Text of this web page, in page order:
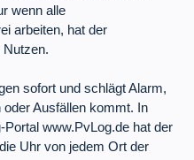
wenn alle
arbeiten, hat der
Nutzen.
sofort und schlägt Alarm,
Ausfällen kommt. In
www.PvLog.de hat der
Uhr von jedem Ort der